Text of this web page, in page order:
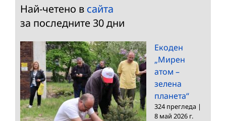
Най-четено в сайта
за последните 30 дни
Екоден
„Мирен
атом –
зелена
планета“
324 прегледа |
8 май 2026 г.